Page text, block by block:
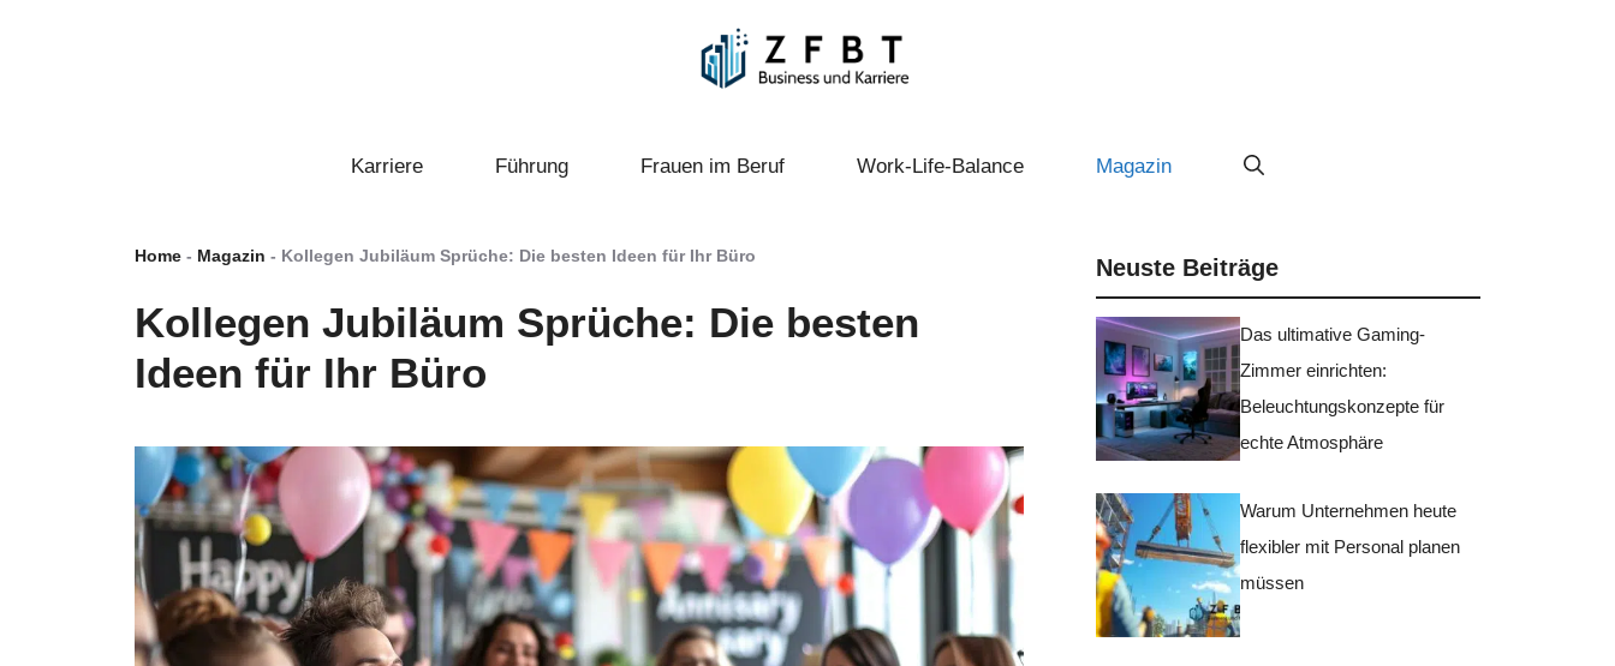
Karriere Führung Frauen im Beruf Work-Life-Balance Magazin
Home - Magazin - Kollegen Jubiläum Sprüche: Die besten Ideen für Ihr Büro
Kollegen Jubiläum Sprüche: Die besten
Ideen für Ihr Büro
Neuste Beiträge
Das ultimative Gaming-
Zimmer einrichten:
Beleuchtungskonzepte für
echte Atmosphäre
Warum Unternehmen heute
flexibler mit Personal planen
müssen